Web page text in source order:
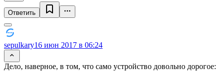
Ответить
sepulkary16 июн 2017 в 06:24
Дело, наверное, в том, что само устройство довольно дорогое: